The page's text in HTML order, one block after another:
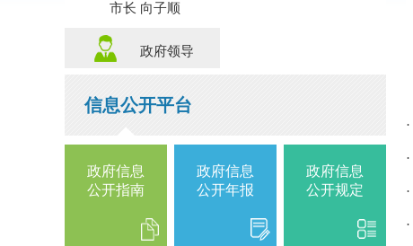
市长 向子顺
政府领导
信息公开平台
政府信息
公开指南
政府信息
公开年报
政府信息
公开规定
·
·
·
·